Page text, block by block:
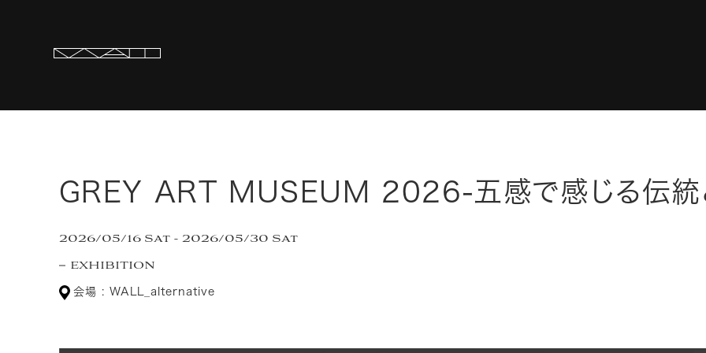
GREY ART MUSEUM 2026-五感で感じる伝統
2026/05/16 Sat - 2026/05/30 Sat
EXHIBITION
会場 : WALL_alternative